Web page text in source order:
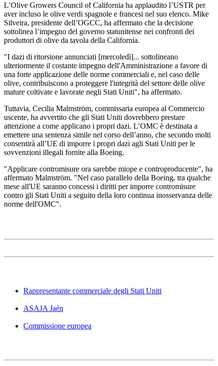
L’Olive Growers Council of California ha applaudito l’USTR per
aver incluso le olive verdi spagnole e francesi nel suo elenco. Mike
Silveira, presidente dell’OGCC, ha affermato che la decisione
sottolinea l’impegno del governo statunitense nei confronti dei
produttori di olive da tavola della California.
"I dazi di ritorsione annunciati [mercoledì]... sottolineano
ulteriormente il costante impegno dell'Amministrazione a favore di
una forte applicazione delle norme commerciali e, nel caso delle
olive, contribuiscono a proteggere l'integrità del settore delle olive
mature coltivate e lavorate negli Stati Uniti", ha affermato.
Tuttavia, Cecilia Malmström, commissaria europea al Commercio
uscente, ha avvertito che gli Stati Uniti dovrebbero prestare
attenzione a come applicano i propri dazi. L’OMC è destinata a
emettere una sentenza simile nel corso dell’anno, che secondo molti
consentirà all’UE di imporre i propri dazi agli Stati Uniti per le
sovvenzioni illegali fornite alla Boeing.
"Applicare contromisure ora sarebbe miope e controproducente", ha
affermato Malmström. "Nel caso parallelo della Boeing, tra qualche
mese all'UE saranno concessi i diritti per imporre contromisure
contro gli Stati Uniti a seguito della loro continua inosservanza delle
norme dell'OMC".
Rappresentante commerciale degli Stati Uniti
ASAJA Jaén
Commissione europea